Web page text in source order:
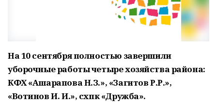
На 10 сентября полностью завершили
уборочные работы четыре хозяйства района:
КФХ «Ашарапова Н.З.», «Загитов Р.Р.»,
«Вотинов И. И.», схпк «Дружба».